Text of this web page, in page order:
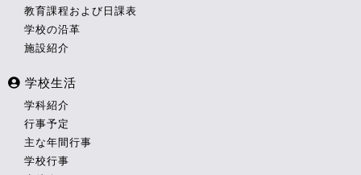
教育課程および日課表
学校の沿革
施設紹介
学校生活
学科紹介
行事予定
主な年間行事
学校行事